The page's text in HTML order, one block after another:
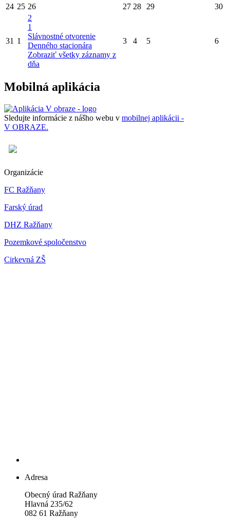
24 25 26 27 28 29 30
31 1
2
1
Slávnostné otvorenie
Denného stacionára
Zobraziť všetky záznamy z
dňa
3 4 5 6
Mobilná aplikácia
Sledujte informácie z nášho webu v mobilnej aplikácii -
V OBRAZE.
Organizácie
FC Ražňany
Farský úrad
DHZ Ražňany
Pozemkové spoločenstvo
Cirkevná ZŠ
Adresa
Obecný úrad Ražňany
Hlavná 235/62
082 61 Ražňany